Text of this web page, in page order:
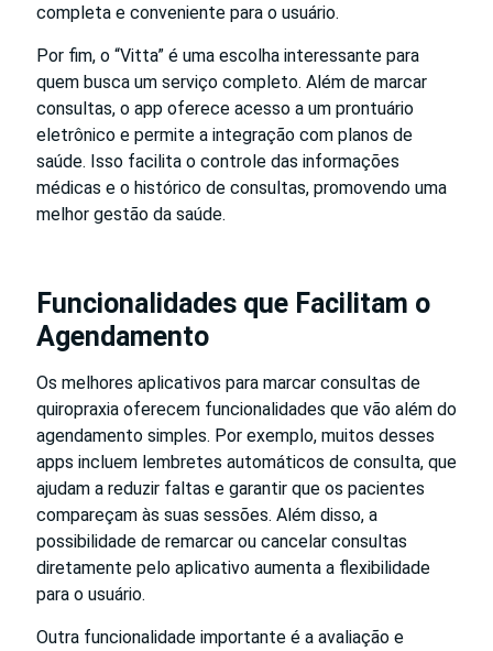
completa e conveniente para o usuário.
Por fim, o “Vitta” é uma escolha interessante para
quem busca um serviço completo. Além de marcar
consultas, o app oferece acesso a um prontuário
eletrônico e permite a integração com planos de
saúde. Isso facilita o controle das informações
médicas e o histórico de consultas, promovendo uma
melhor gestão da saúde.
Funcionalidades que Facilitam o
Agendamento
Os melhores aplicativos para marcar consultas de
quiropraxia oferecem funcionalidades que vão além do
agendamento simples. Por exemplo, muitos desses
apps incluem lembretes automáticos de consulta, que
ajudam a reduzir faltas e garantir que os pacientes
compareçam às suas sessões. Além disso, a
possibilidade de remarcar ou cancelar consultas
diretamente pelo aplicativo aumenta a flexibilidade
para o usuário.
Outra funcionalidade importante é a avaliação e